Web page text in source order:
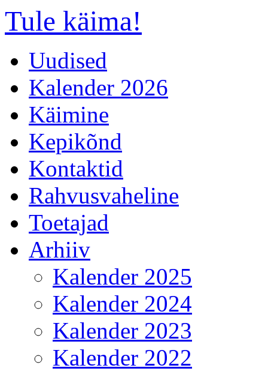
Tule käima!
Uudised
Kalender 2026
Käimine
Kepikõnd
Kontaktid
Rahvusvaheline
Toetajad
Arhiiv
Kalender 2025
Kalender 2024
Kalender 2023
Kalender 2022